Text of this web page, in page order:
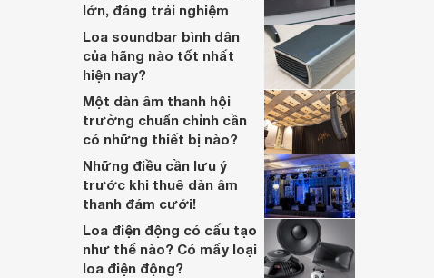
lớn, đáng trải nghiệm
Loa soundbar bình dân
của hãng nào tốt nhất
hiện nay?
Một dàn âm thanh hội
trường chuẩn chỉnh cần
có những thiết bị nào?
Những điều cần lưu ý
trước khi thuê dàn âm
thanh đám cưới!
Loa điện động có cấu tạo
như thế nào? Có mấy loại
loa điện động?